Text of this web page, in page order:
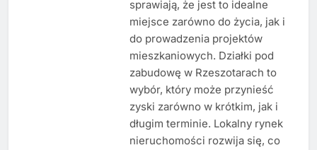
sprawiają, że jest to idealne
miejsce zarówno do życia, jak i
do prowadzenia projektów
mieszkaniowych. Działki pod
zabudowę w Rzeszotarach to
wybór, który może przynieść
zyski zarówno w krótkim, jak i
długim terminie. Lokalny rynek
nieruchomości rozwija się, co